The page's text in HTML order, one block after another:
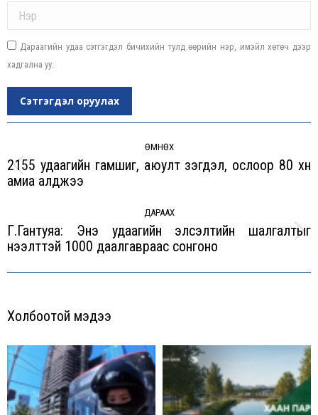
Дараагийн удаа сэтгэгдэл бичихийн тулд өөрийн нэр, имэйл хөтөч дээр
хадгална уу.
Сэтгэгдэл оруулах
ӨМНӨХ
Previous
2155 удаагийн гамшиг, аюулт үзэгдэл, ослоор 80 хүн
амиа алджээ
ДАРААХ
Next
Г.Гантуяа: Энэ удаагийн элсэлтийн шалгалтыг
нээлттэй 1000 даалгавраас сонгоно
Холбоотой мэдээ